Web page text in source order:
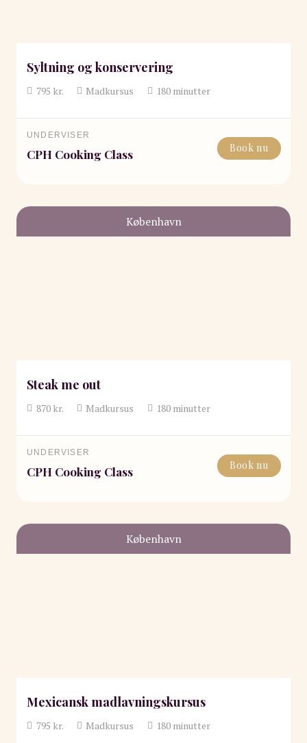
Syltning og konservering
795 kr. Madkursus 180 minutter
UNDERVISER
CPH Cooking Class Book nu
København
Steak me out
870kr. Madkursus 180 minutter
UNDERVISER
CPH Cooking Class Book nu
København
Mexicansk madlavningskursus
795 kr. Madkursus 180 minutter